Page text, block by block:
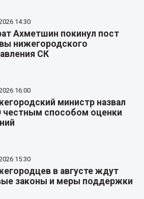
14:30
Ахметшин покинул пост
нижегородского
СК
16:00
министр назвал
честным способом оценки
15:30
в августе ждут
законы и меры поддержки